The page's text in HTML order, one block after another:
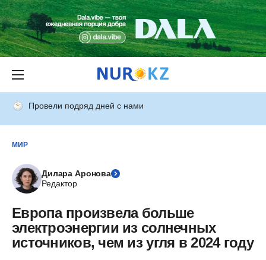
Провели подряд дней с нами
МИР
Дилара Аронова
Редактор
Европа произвела больше
электроэнергии из солнечных
источников, чем из угля в 2024 году